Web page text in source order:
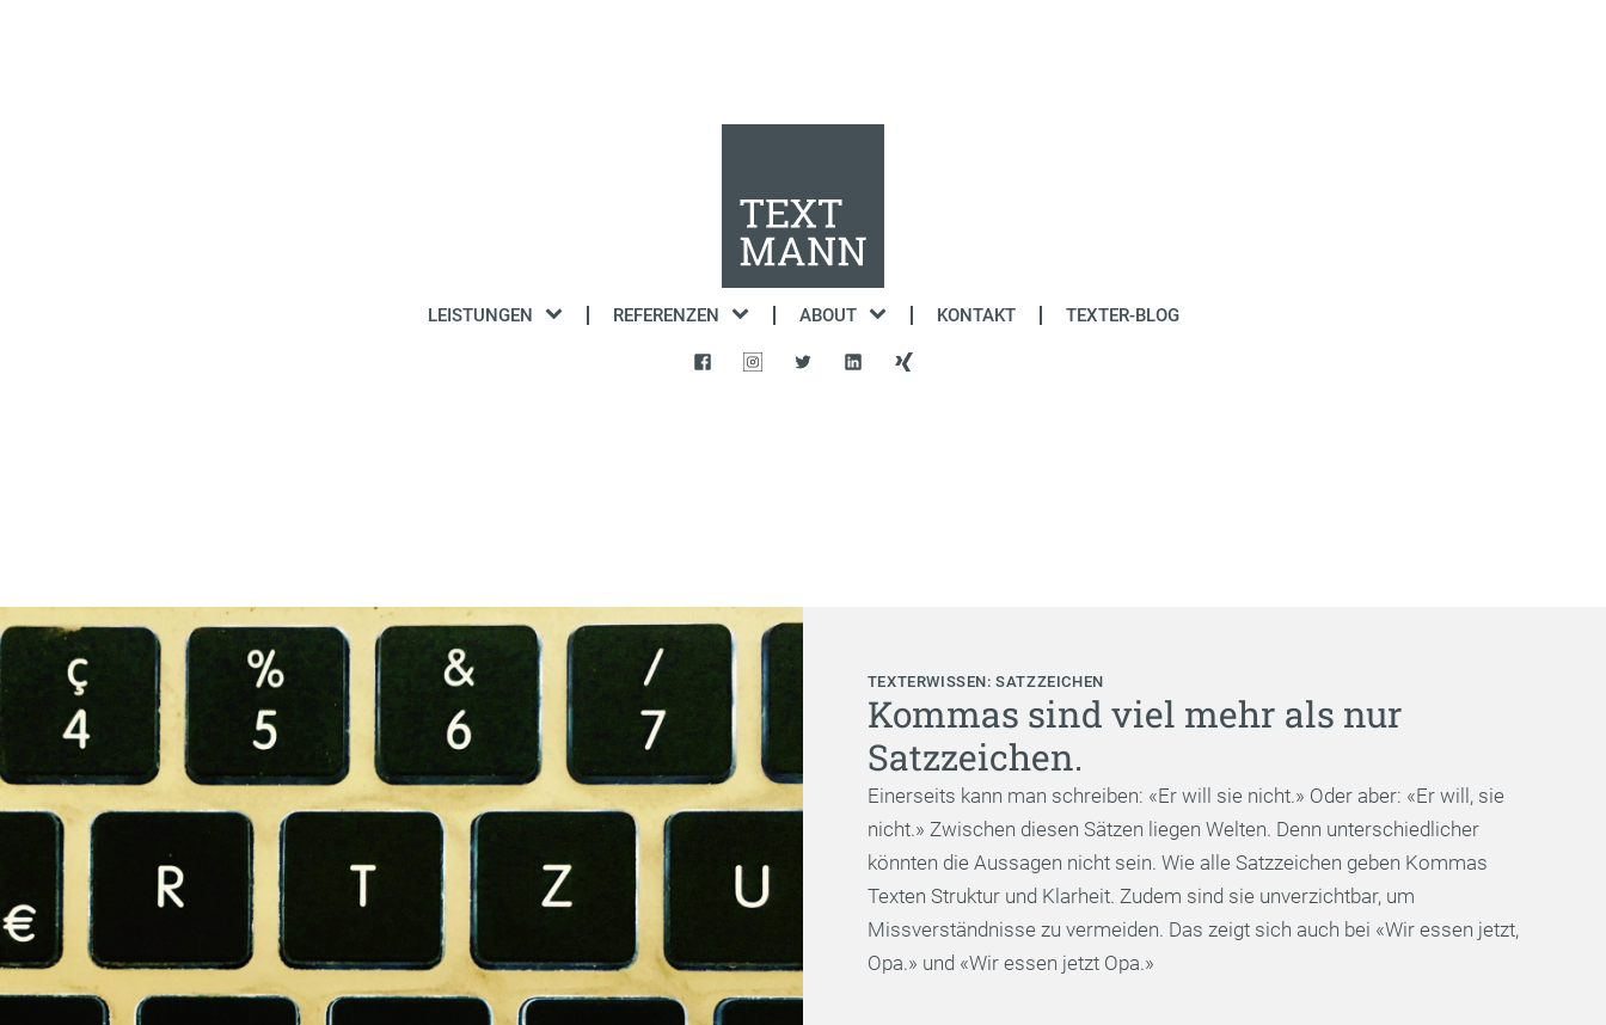
LEISTUNGEN REFERENZEN ABOUT KONTAKT TEXTER-BLOG
TEXTERWISSEN: SATZZEICHEN
Kommas sind viel mehr als nur
Satzzeichen.
Einerseits kann man schreiben: «Er will sie nicht.» Oder aber: «Er will, sie
nicht.» Zwischen diesen Sätzen liegen Welten. Denn unterschiedlicher
könnten die Aussagen nicht sein. Wie alle Satzzeichen geben Kommas
Texten Struktur und Klarheit. Zudem sind sie unverzichtbar, um
Missverständnisse zu vermeiden. Das zeigt sich auch bei «Wir essen jetzt,
Opa.» und «Wir essen jetzt Opa.»